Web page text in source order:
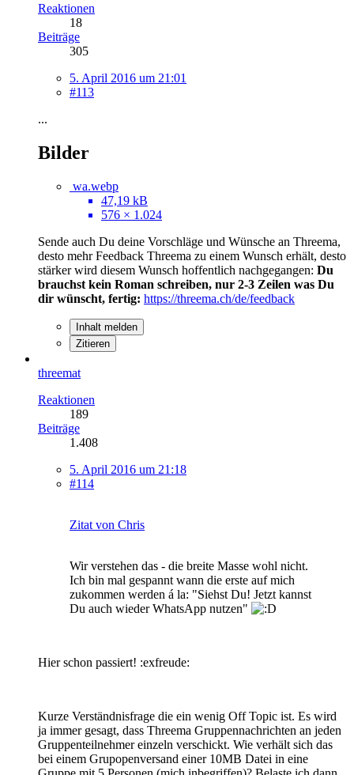
Reaktionen
18
Beiträge
305
5. April 2016 um 21:01
#113
...
Bilder
wa.webp
47,19 kB
576 × 1.024
Sende auch Du deine Vorschläge und Wünsche an Threema,
desto mehr Feedback Threema zu einem Wunsch erhält, desto
stärker wird diesem Wunsch hoffentlich nachgegangen: Du
brauchst kein Roman schreiben, nur 2-3 Zeilen was Du
dir wünscht, fertig: https://threema.ch/de/feedback
Inhalt melden
Zitieren
threemat
Reaktionen
189
Beiträge
1.408
5. April 2016 um 21:18
#114
Zitat von Chris
Wir verstehen das - die breite Masse wohl nicht.
Ich bin mal gespannt wann die erste auf mich
zukommen werden á la: "Siehst Du! Jetzt kannst
Du auch wieder WhatsApp nutzen"
Hier schon passiert! :exfreude:
Kurze Verständnisfrage die ein wenig Off Topic ist. Es wird
ja immer gesagt, dass Threema Gruppennachrichten an jeden
Gruppenteilnehmer einzeln verschickt. Wie verhält sich das
bei einem Grupopenversand einer 10MB Datei in eine